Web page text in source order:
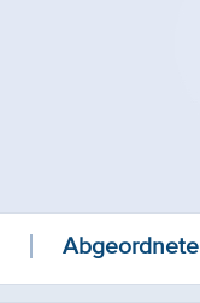
Abgeordnete